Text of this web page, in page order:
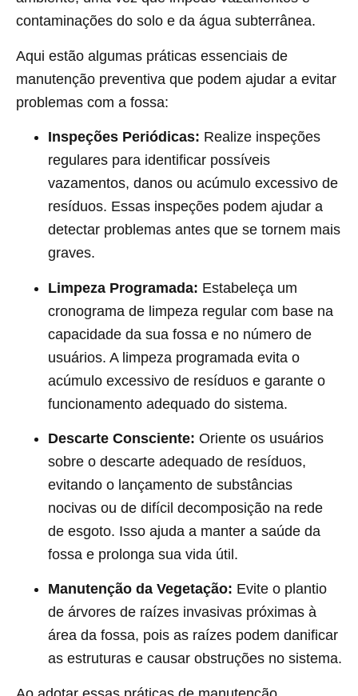
contaminações do solo e da água subterrânea.
Aqui estão algumas práticas essenciais de
manutenção preventiva que podem ajudar a evitar
problemas com a fossa:
Inspeções Periódicas: Realize inspeções
regulares para identificar possíveis
vazamentos, danos ou acúmulo excessivo de
resíduos. Essas inspeções podem ajudar a
detectar problemas antes que se tornem mais
graves.
Limpeza Programada: Estabeleça um
cronograma de limpeza regular com base na
capacidade da sua fossa e no número de
usuários. A limpeza programada evita o
acúmulo excessivo de resíduos e garante o
funcionamento adequado do sistema.
Descarte Consciente: Oriente os usuários
sobre o descarte adequado de resíduos,
evitando o lançamento de substâncias
nocivas ou de difícil decomposição na rede
de esgoto. Isso ajuda a manter a saúde da
fossa e prolonga sua vida útil.
Manutenção da Vegetação: Evite o plantio
de árvores de raízes invasivas próximas à
área da fossa, pois as raízes podem danificar
as estruturas e causar obstruções no sistema.